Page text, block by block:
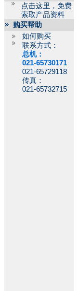
点击这里，免费
索取产品资料
购买帮助
如何购买
联系方式：
总机：
021-65730171
021-65729118
传真：
021-65732715